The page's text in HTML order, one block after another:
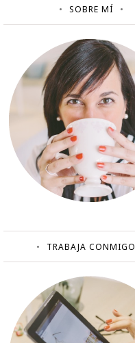
SOBRE MÍ
TRABAJA CONMIGO